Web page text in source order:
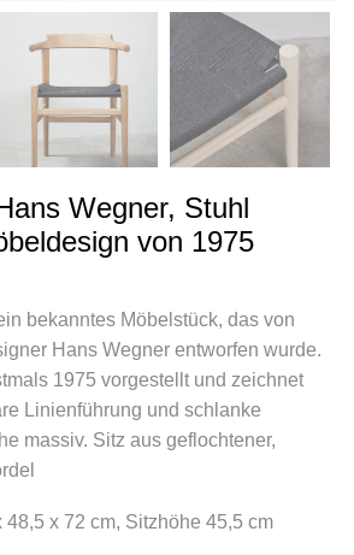
Wegner, Stuhl
von 1975
bekanntes Möbelstück, das von
Hans Wegner entworfen wurde.
1975 vorgestellt und zeichnet
Linienführung und schlanke
massiv. Sitz aus geflochtener,
x 72 cm, Sitzhöhe 45,5 cm